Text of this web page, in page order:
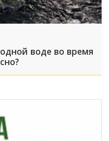
воде во время